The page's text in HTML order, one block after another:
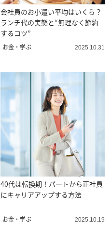
会社員のお小遣い平均はいくら？
ランチ代の実態と“無理なく節約
するコツ”
お金・学ぶ 2025.10.31
40代は転換期！パートから正社員
にキャリアアップする方法
お金・学ぶ 2025.10.19